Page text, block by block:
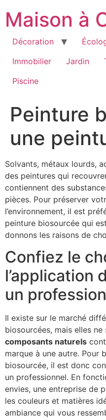
contenu
Maison à
Décoration
Immobilier
Jardin
Piscine
Peinture
une
Solvants, métaux lourds,
des peintures qui
contiennent des
pièces. Pour préserver
l’environnement, il est
peinture biosourcée qui
donnons les raisons de
Confiez le
l’application
un
Il existe sur le marché
biosourcées, mais elles ne
composants naturels
marque à une autre. Pour
biosourcée, il est donc
un professionnel. En
envies, une entreprise de
les couleurs et matières
ambiance qui vous